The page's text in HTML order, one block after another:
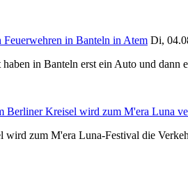
Feuerwehren in Banteln in Atem Di,
in Banteln erst ein Auto und dann
Berliner Kreisel wird zum M'era Luna
zum M'era Luna-Festival die